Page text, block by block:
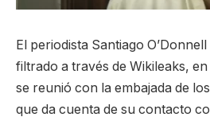
El periodista Santiago
filtrado a través de Wikileaks,
se reunió con la embajada de
que da cuenta de su contacto